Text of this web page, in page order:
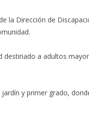
la Dirección de
destinado a adultos
y primer grado,